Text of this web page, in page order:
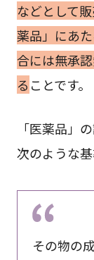
などとして
薬品」にあ
合には無承
る ことです。
「医薬品」
次のような基
その物の